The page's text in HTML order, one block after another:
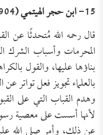
15- ابن حجر الهيتمي (904هــ):
قال رحمه الله مُتحدثًا عن
المحرمات وأسباب الشرك
بناؤها عليها، والقول
بالعلماء تجويز فعل تواتر عن
وهدم القباب التي على
لأنها أسست على معصية